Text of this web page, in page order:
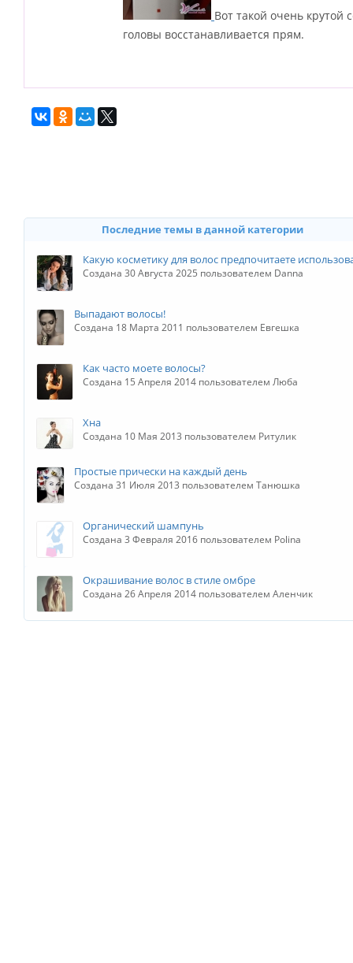
Вот такой очень крутой
головы восстанавливается прям.
Последние темы в данной категории
Какую косметику для волос предпочитаете
Создана 30 Августа 2025 пользователем Danna
Выпадают волосы!
Создана 18 Марта 2011 пользователем Евгешка
Как часто моете волосы?
Создана 15 Апреля 2014 пользователем Люба
Хна
Создана 10 Мая 2013 пользователем Ритулик
Простые прически на каждый день
Создана 31 Июля 2013 пользователем Танюшка
Органический шампунь
Создана 3 Февраля 2016 пользователем Polina
Окрашивание волос в стиле омбре
Создана 26 Апреля 2014 пользователем Аленчик